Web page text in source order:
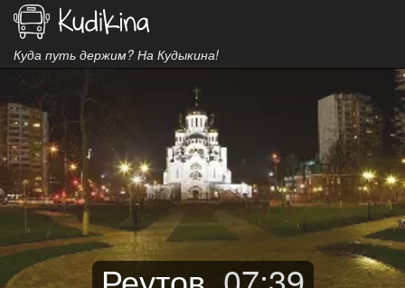
Куда путь держим? На Кудыкина!